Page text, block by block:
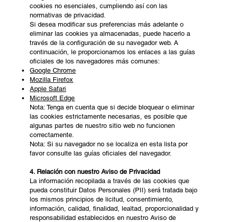
cookies no esenciales, cumpliendo así con las
normativas de privacidad.
Si desea modificar sus preferencias más adelante o
eliminar las cookies ya almacenadas, puede hacerlo a
través de la configuración de su navegador web. A
continuación, le proporcionamos los enlaces a las guías
oficiales de los navegadores más comunes:
Google Chrome
Mozilla Firefox
Apple Safari
Microsoft Edge
Nota: Tenga en cuenta que si decide bloquear o eliminar
las cookies estrictamente necesarias, es posible que
algunas partes de nuestro sitio web no funcionen
correctamente.
Nota: Si su navegador no se localiza en esta lista por
favor consulte las guías oficiales del navegador.
4. Relación con nuestro Aviso de Privacidad
La información recopilada a través de las cookies que
pueda constituir Datos Personales (PII) será tratada bajo
los mismos principios de licitud, consentimiento,
información, calidad, finalidad, lealtad, proporcionalidad y
responsabilidad establecidos en nuestro Aviso de